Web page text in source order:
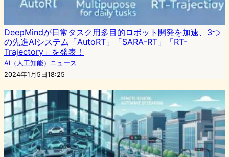
DeepMindが日常タスク用多目的ロボット開発を加速、3つ
の先進AIシステム「AutoRT」「SARA-RT」「RT-
Trajectory」を発表！
AI（人工知能）ニュース
2024年1月5日18:25